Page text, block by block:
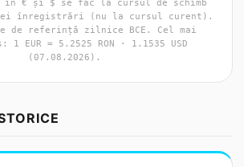
în € și $ se fac la cursul de schimb
înregistrări (nu la cursul curent).
de referință zilnice BCE. Cel mai
1 EUR = 5.2525 RON · 1.1535 USD
(07.08.2026).